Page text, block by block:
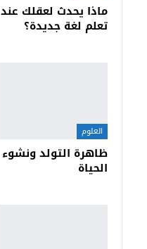
ماذا يحدث لعقلك عند
تعلم لغة جديدة؟
العلوم
ظاهرة التولد ونشوء
الحياة